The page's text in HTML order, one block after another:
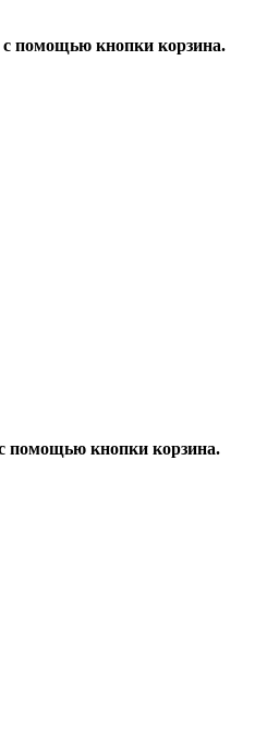
помощью кнопки корзина.
помощью кнопки корзина.